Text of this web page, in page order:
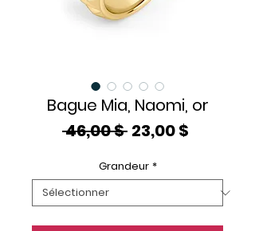
Bague Mia, Naomi, or
46,00 $ Prix
23,00 $
Grandeur *